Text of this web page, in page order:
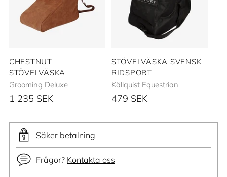
CHESTNUT
STÖVELVÄSKA
Grooming Deluxe
1 235 SEK
STÖVELVÄSKA SVENSK
RIDSPORT
Källquist Equestrian
479 SEK
Säker betalning
Frågor? Kontakta oss